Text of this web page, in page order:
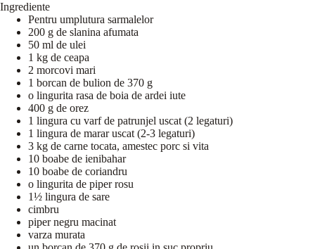
Ingrediente
Pentru umplutura sarmalelor
200 g de slanina afumata
50 ml de ulei
1 kg de ceapa
2 morcovi mari
1 borcan de bulion de 370 g
o lingurita rasa de boia de ardei iute
400 g de orez
1 lingura cu varf de patrunjel uscat (2 legaturi)
1 lingura de marar uscat (2-3 legaturi)
3 kg de carne tocata, amestec porc si vita
10 boabe de ienibahar
10 boabe de coriandru
o lingurita de piper rosu
1½ lingura de sare
cimbru
piper negru macinat
varza murata